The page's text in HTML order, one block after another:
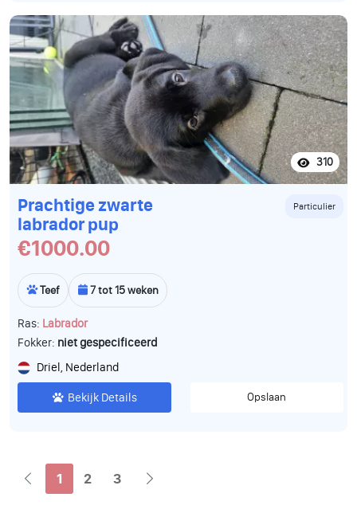
310
Prachtige zwarte
labrador pup
Particulier
€1000.00
Teef 7 tot 15 weken
Ras: Labrador
Fokker: niet gespecificeerd
Driel, Nederland
Bekijk Details Opslaan
1 2 3